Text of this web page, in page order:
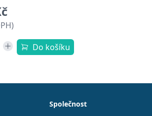
Do košíku
Společnost